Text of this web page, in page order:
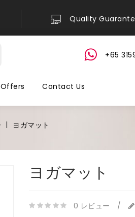
Quality
+65
Offers Contact Us
ヨガマット
ヨガマット
0 レビュー /